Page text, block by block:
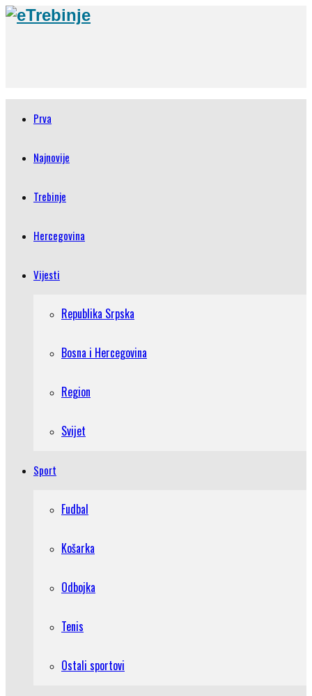
Prva
Najnovije
Trebinje
Hercegovina
Vijesti
Republika Srpska
Bosna i Hercegovina
Region
Svijet
Sport
Fudbal
Košarka
Odbojka
Tenis
Ostali sportovi